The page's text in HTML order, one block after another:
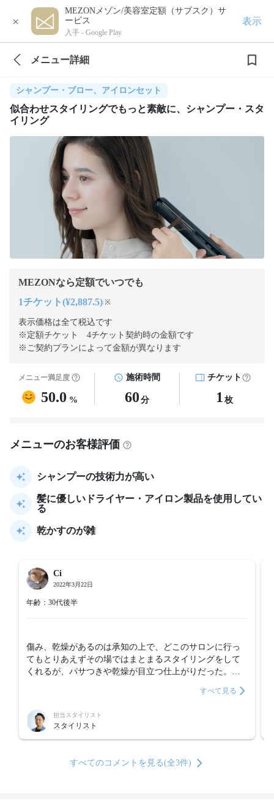
×
MEZONメゾン/美容室定額（サブスク）サ
ービス
入手 - Google Play
表示
メニュー詳細
シャンプー・ブロー、アイロンセット
似合わせスタイリングでもっと素敵に、シャンプー・スタ
イリング
MEZONなら定額でいつでも
1チケット(¥2,887.5) ※
表示価格は全て税込です
※定額チケット 4チケット契約時の金額です
※ご契約プランによって金額が異なります
メニュー満足度
50.0 %
施術時間
60 分
チケット
1 枚
メニューのお客様評価
シャンプーの技術力が高い
髪に優しいドライヤー・アイロン製品を使用してい
る
乾かすのが雑
Ci
2022年3月22日
年齢：30代後半
傷み、乾燥があるのは承知の上で、どこのサロンに行っ
てもとりあえずその場ではまとまるスタイリングをして
くれるが、パサつきや乾燥が目立つ仕上がりだった。
すべて見る
担当スタイリスト
スタイリスト
すべてのコメントを見る(全3件)